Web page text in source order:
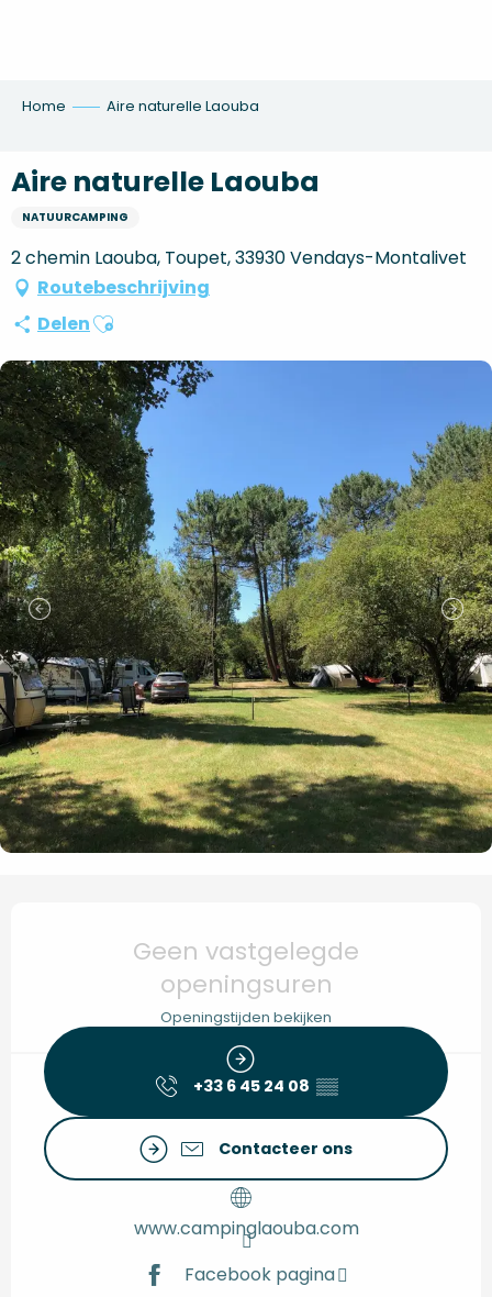
Home Aire naturelle Laouba
Aire naturelle Laouba
NATUURCAMPING
2 chemin Laouba, Toupet, 33930 Vendays-Montalivet
Routebeschrijving
DelenAjouter aux favoris
Geen vastgelegde
openingsuren
Openingstijden bekijken
+33 6 45 24 08 ▒▒
Contacteer ons
www.campinglaouba.com
Facebook pagina